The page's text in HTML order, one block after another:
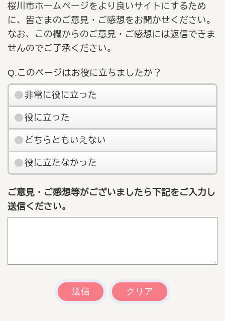
桜川市ホームページをより良いサイトにするため
に、皆さまのご意見・ご感想をお聞かせください。
なお、この欄からのご意見・ご感想には返信できま
せんのでご了承ください。
Q.このページはお役に立ちましたか？
非常に役に立った
役に立った
どちらともいえない
役に立たなかった
ご意見・ご感想等がございましたら下記をご入力し
送信ください。